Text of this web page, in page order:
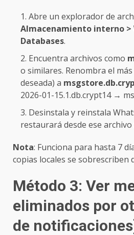
Abre un explorador de
Almacenamiento interno >
Databases.
Encuentra archivos como
o similares. Renombra el
deseada) a
2026-01-15.1.db.crypt14 →
Desinstala y reinstala
restaurará desde ese archivo
Nota: Funciona para hasta 7
copias locales se sobrescriben
Método 3: Ver
eliminados por
de